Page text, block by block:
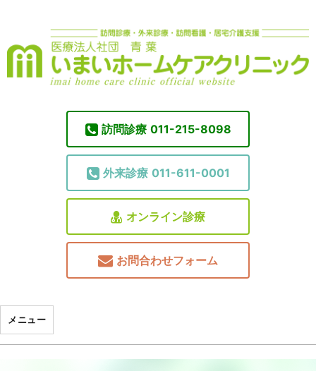
訪問診療 011-215-8098
外来診療 011-611-0001
オンライン診療
お問合わせフォーム
メニュー